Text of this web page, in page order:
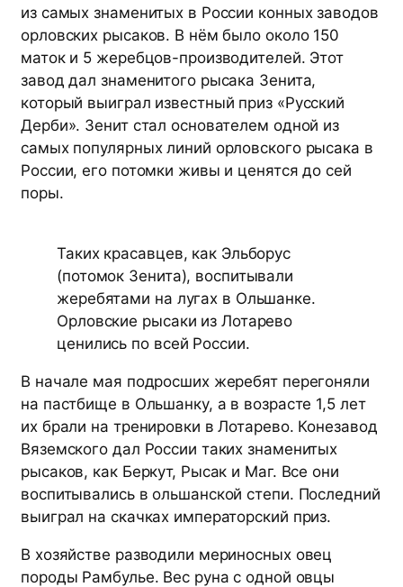
из самых знаменитых в России конных заводов
орловских рысаков. В нём было около 150
маток и 5 жеребцов-производителей. Этот
завод дал знаменитого рысака Зенита,
который выиграл известный приз «Русский
Дерби». Зенит стал основателем одной из
самых популярных линий орловского рысака в
России, его потомки живы и ценятся до сей
поры.
Таких красавцев, как Эльборус
(потомок Зенита), воспитывали
жеребятами на лугах в Ольшанке.
Орловские рысаки из Лотарево
ценились по всей России.
В начале мая подросших жеребят перегоняли
на пастбище в Ольшанку, а в возрасте 1,5 лет
их брали на тренировки в Лотарево. Конезавод
Вяземского дал России таких знаменитых
рысаков, как Беркут, Рысак и Маг. Все они
воспитывались в ольшанской степи. Последний
выиграл на скачках императорский приз.
В хозяйстве разводили мериносных овец
породы Рамбулье. Вес руна с одной овцы